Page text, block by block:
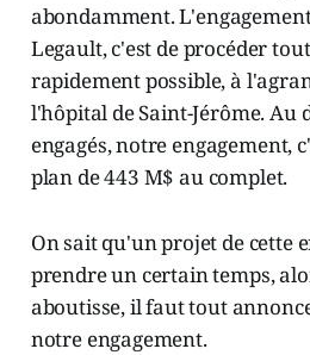
abondamment.
Legault, c'est de procéder
rapidement possible, à
l'hôpital de Saint-Jérôme. Au
engagés, notre engagement,
plan de 443 M$ au complet.
On sait qu'un projet de cette
prendre un certain temps,
aboutisse, il faut tout
notre engagement.